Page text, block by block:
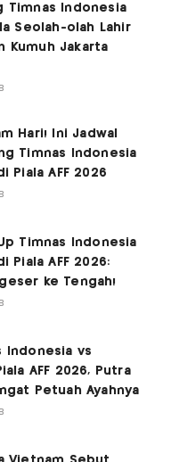
Timnas Indonesia
Seolah-olah Lahir
Kumuh Jakarta
Hari! Ini Jadwal
Timnas Indonesia
Piala AFF 2026
Timnas Indonesia
Piala AFF 2026:
ke Tengah!
Indonesia vs
AFF 2026, Putra
Petuah Ayahnya